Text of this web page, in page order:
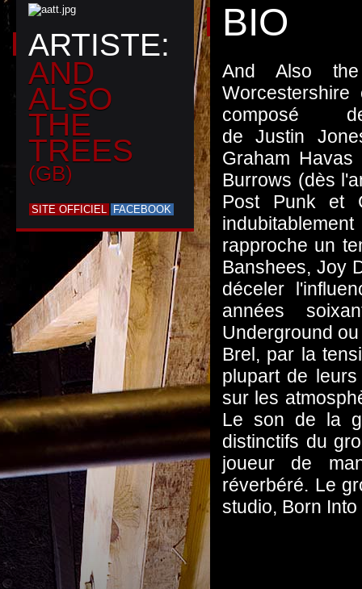
ARTISTE:
AND
ALSO
THE
TREES
(GB)
SITE OFFICIEL FACEBOOK
BIO
And Also
composé
de Justin
Graham
Burrows (dès
Post Punk et
rapproche un
Banshees, Joy
déceler
années
Underground
Brel, par la
plupart de
sur les
Le son de la
distinctifs du
joueur de
réverbéré. Le
studio, Born